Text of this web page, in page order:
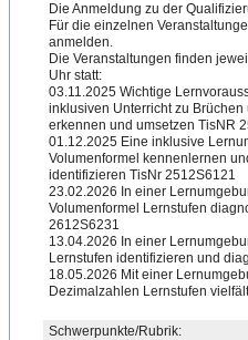
Die Anmeldung zu der
Für die einzelnen
anmelden.
Die Veranstaltungen finden
Uhr statt:
03.11.2025 Wichtige​
inklusiven Unterricht zu
erkennen und umsetzen TisNR
01.12.2025 Eine inklusive
Volumenformel kennenlernen
identifizieren TisNr 2512S6121
23.02.2026 In einer
Volumenformel Lernstufen
2612S6231
13.04.2026 In einer
Lernstufen identifizieren und
18.05.2026 Mit einer
Dezimalzahlen Lernstufen
Schwerpunkte/Rubrik: